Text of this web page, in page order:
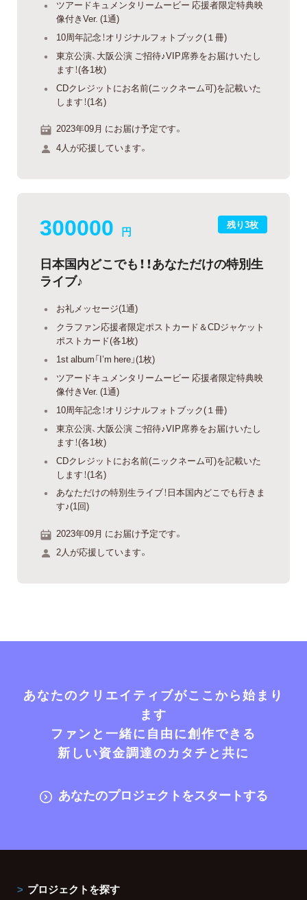
ツアードキュメンタリームービー 応援者限定特典映
像付きVer. (1通)
10周年記念！オリジナルフォトブック(１冊)
東京公演、大阪公演 ご招待♪VIP席券をお届けいたし
ます！(各1枚)
CDクレジットにお名前(ニックネーム可)を記載いた
します！(1名)
2023年09月 にお届け予定です。
4人が応援しています。
残り3枚
300000 円
日本国内どこでも！！あなただけの特別生
ライブ♪
お礼メッセージ(1通)
クラファン応援者限定ポストカード＆CDジャケット
ポストカード(各1枚)
1st album「I’m here」(1枚)
ツアードキュメンタリームービー 応援者限定特典映
像付きVer. (1通)
10周年記念！オリジナルフォトブック(１冊)
東京公演、大阪公演 ご招待♪VIP席券をお届けいたし
ます！(各1枚)
CDクレジットにお名前(ニックネーム可)を記載いた
します！(1名)
あなただけの特別生ライブ！日本国内どこでも行きま
す♪(1回)
2023年09月 にお届け予定です。
2人が応援しています。
あなたのクリエイティブがここから始まり
ます
ファンと一緒に自由に創作できる
新しい資金調達のカタチと共に
あなたのプロジェクトをスタートする
プロジェクトを探す